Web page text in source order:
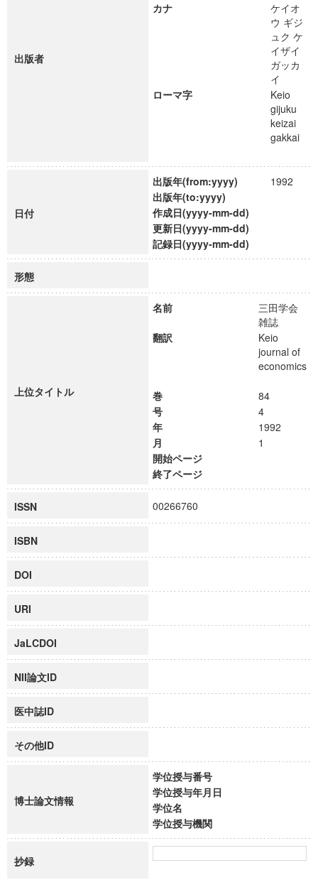
出版者
カナ
ケイオ
ウ ギジ
ュク ケ
イザイ
ガッカ
イ
ローマ字
Keio
gijuku
keizai
gakkai
日付
出版年(from:yyyy)
1992
出版年(to:yyyy)
作成日(yyyy-mm-dd)
更新日(yyyy-mm-dd)
記録日(yyyy-mm-dd)
形態
上位タイトル
名前
三田学会
雑誌
翻訳
Keio
journal of
economics
巻
84
号
4
年
1992
月
1
開始ページ
終了ページ
ISSN 00266760
ISBN
DOI
URI
JaLCDOI
NII論文ID
医中誌ID
その他ID
博士論文情報
学位授与番号
学位授与年月日
学位名
学位授与機関
抄録